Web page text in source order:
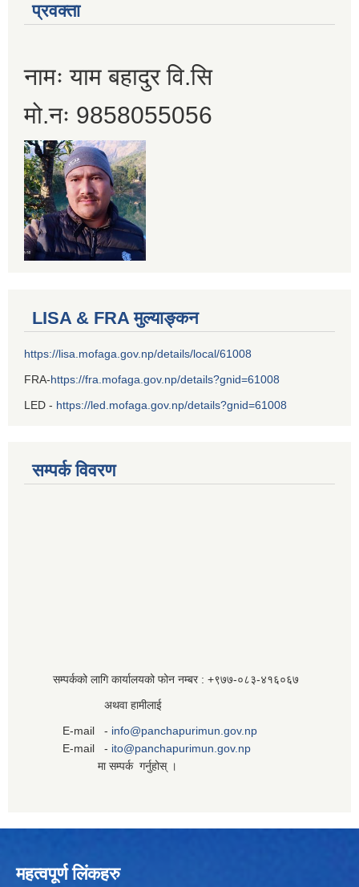
प्रवक्ता
नामः याम बहादुर वि.सि
मो.नः 9858055056
LISA & FRA मुल्याङ्कन
https://lisa.mofaga.gov.np/details/local/61008
FRA-https://fra.mofaga.gov.np/details?gnid=61008
LED - https://led.mofaga.gov.np/details?gnid=61008
सम्पर्क विवरण
सम्पर्कको लागि कार्यालयको फोन नम्बर : +९७७-०८३‍-४१६०६७
अथवा हामीलाई
E-mail - info@panchapurimun.gov.np
E-mail - ito@panchapurimun.gov.np
मा सम्पर्क गर्नुहोस् ।
महत्वपूर्ण लिंकहरु